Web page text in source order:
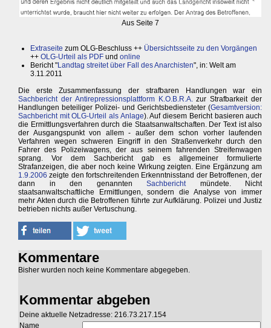
Aus Seite 7
Extraseite zum OLG-Beschluss ++ Übersichtsseite zu den Vorgängen
++ OLG-Urteil als PDF und online
Bericht "Landtag streitet über Fall des Anarchisten", in: Welt am
3.11.2011
Die erste Zusammenfassung der strafbaren Handlungen war ein
Sachbericht der Antirepressionsplattform K.O.B.R.A.zur Strafbarkeit der
Handlungen beteiliger Polizei- und Gerichtsbediensteter (Gesamtversion:
Sachbericht mit OLG-Urteil als Anlage). Auf diesem Bericht basieren auch
die Ermittlungsverfahren durch die Staatsanwaltschaften. Der Text ist also
der Ausgangspunkt von allem - außer dem schon vorher laufenden
Verfahren wegen schweren Eingriff in den Straßenverkehr durch den
Fahrer des Polizeiwagens, der aus seinem fahrenden Streifenwagen
sprang. Vor dem Sachbericht gab es allgemeiner formulierte
Strafanzeigen, die aber noch keine Wirkung zeigten. Eine Ergänzung am
1.9.2006 zeigte den fortschreitenden Erkenntnisstand der Betroffenen, der
dann in den genanntenSachberichtmündete. Nicht
staatsanwaltschaftliche Ermittlungen, sondern die Analyse von immer
mehr Akten durch die Betroffenen führte zur Aufklärung. Polizei und Justiz
betrieben nichts außer Vertuschung.
Kommentare
Bisher wurden noch keine Kommentare abgegeben.
Kommentar abgeben
Deine aktuelle Netzadresse: 216.73.217.154
Name